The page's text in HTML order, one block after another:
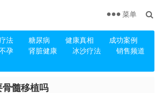
法 糖尿病 健康真相
成功案例
孕 肾脏健康 冰沙疗法
销售频道
菜单
骨髓移植吗